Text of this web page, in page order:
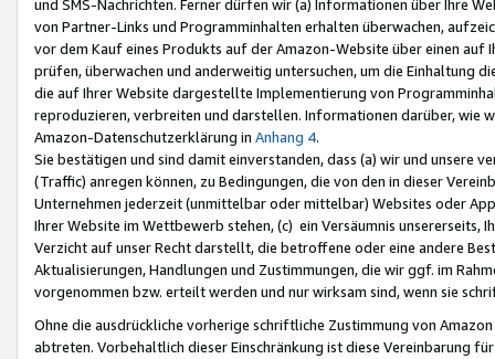
und SMS-Nachrichten. Ferner dürfen wir (a) Informationen über Ihre
von Partner-Links und Programminhalten erhalten überwachen,
vor dem Kauf eines Produkts auf der Amazon-Website über einen
prüfen, überwachen und anderweitig untersuchen, um die Einhaltung
die auf Ihrer Website dargestellte Implementierung von
reproduzieren, verbreiten und darstellen. Informationen darüber, wie
Amazon-Datenschutzerklärung in Anhang 4.
Sie bestätigen und sind damit einverstanden, dass (a) wir und
(Traffic) anregen können, zu Bedingungen, die von den in dieser
Unternehmen jederzeit (unmittelbar oder mittelbar) Websites oder
Ihrer Website im Wettbewerb stehen, (c) ein Versäumnis unsererseits,
Verzicht auf unser Recht darstellt, die betroffene oder eine andere
Aktualisierungen, Handlungen und Zustimmungen, die wir ggf. im
vorgenommen bzw. erteilt werden und nur wirksam sind, wenn sie
Ohne die ausdrückliche vorherige schriftliche Zustimmung von
abtreten. Vorbehaltlich dieser Einschränkung ist diese Vereinbarung